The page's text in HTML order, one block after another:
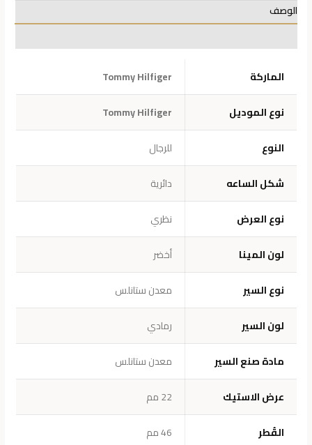
الوصف
الماركة
Tommy Hilfiger
نوع الموديل
Tommy Hilfiger
النوع
للرجال
شكل الساعه
دائرية
نوع العرض
نظري
لون المينا
أخضر
نوع السير
معدن ستانلس
لون السير
رمادي
مادة صنع السير
معدن ستانلس
عرض الاستيك
22 مم
القُطر
46 مم